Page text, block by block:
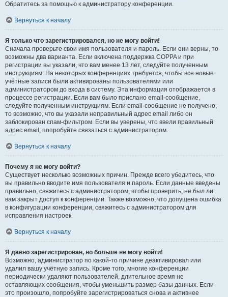
Обратитесь за помощью к администратору конференции.
Вернуться к началу
Я только что зарегистрировался, но не могу войти!
Сначала проверьте свои имя пользователя и пароль. Если они верны, то
возможны два варианта. Если включена поддержка COPPA и при
регистрации вы указали, что вам менее 13 лет, следуйте полученным
инструкциям. На некоторых конференциях требуется, чтобы все новые
учётные записи были активированы пользователями или
администратором до входа в систему. Эта информация отображается в
процессе регистрации. Если вам было прислано email-сообщение,
следуйте полученным инструкциям. Если email-сообщение не получено,
то возможно, что вы указали неправильный адрес email либо он
заблокирован спам-фильтром. Если вы уверены, что ввели правильный
адрес email, попробуйте связаться с администратором.
Вернуться к началу
Почему я не могу войти?
Существует несколько возможных причин. Прежде всего убедитесь, что
вы правильно вводите имя пользователя и пароль. Если данные введены
правильно, свяжитесь с администратором, чтобы проверить, не был ли
вам закрыт доступ к конференции. Также возможно, что допущена ошибка
в конфигурации конференции, свяжитесь с администратором для
исправления настроек.
Вернуться к началу
Я давно зарегистрирован, но больше не могу войти!
Возможно, администратор по какой-то причине деактивировал или
удалил вашу учётную запись. Кроме того, многие конференции
периодически удаляют пользователей, длительное время не
оставляющих сообщения, чтобы уменьшить размер базы данных. Если
это произошло, попробуйте зарегистрироваться снова и активнее